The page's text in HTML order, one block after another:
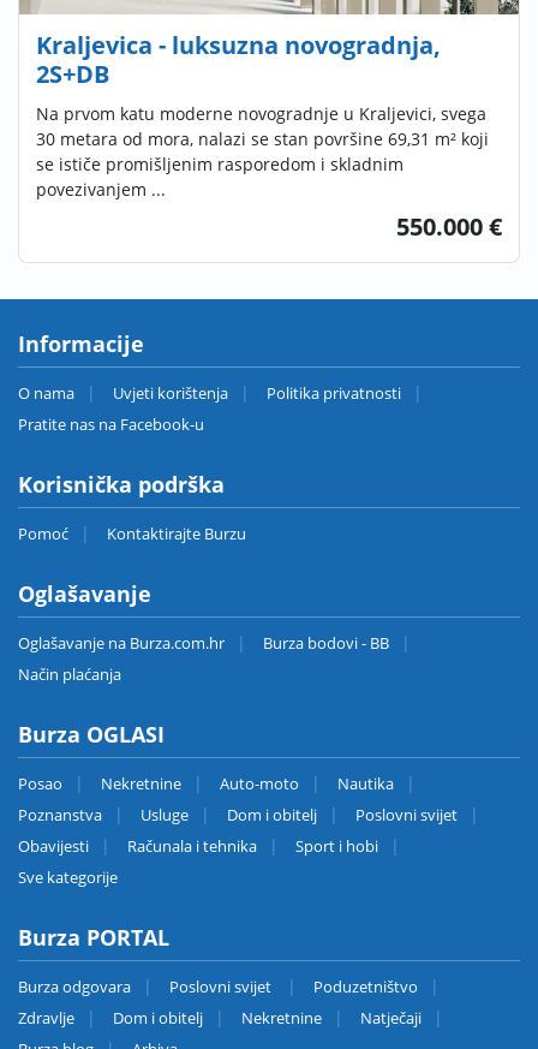
Kraljevica - luksuzna novogradnja,
2S+DB
Na prvom katu moderne novogradnje u Kraljevici, svega
30 metara od mora, nalazi se stan površine 69,31 m² koji
se ističe promišljenim rasporedom i skladnim
povezivanjem ...
550.000 €
Informacije
O nama Uvjeti korištenja
Politika privatnosti
Pratite nas na Facebook-u
Korisnička podrška
Pomoć Kontaktirajte Burzu
Oglašavanje
Oglašavanje na Burza.com.hr
Burza bodovi - BB
Način plaćanja
Burza OGLASI
Posao Nekretnine Auto-moto
Nautika
Poznanstva
Usluge Dom i obitelj
Poslovni svijet
Obavijesti
Računala i tehnika
Sport i hobi
Sve kategorije
Burza PORTAL
Burza odgovara Poslovni svijet
Poduzetništvo
Zdravlje
Dom i obitelj Nekretnine
Natječaji